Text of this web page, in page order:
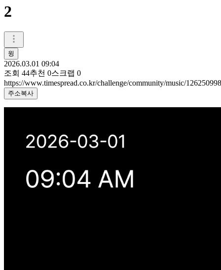
2
윙
2026.03.01 09:04
조회 44추천 0스크랩 0
https://www.timespread.co.kr/challenge/community/music/126250998
주소복사